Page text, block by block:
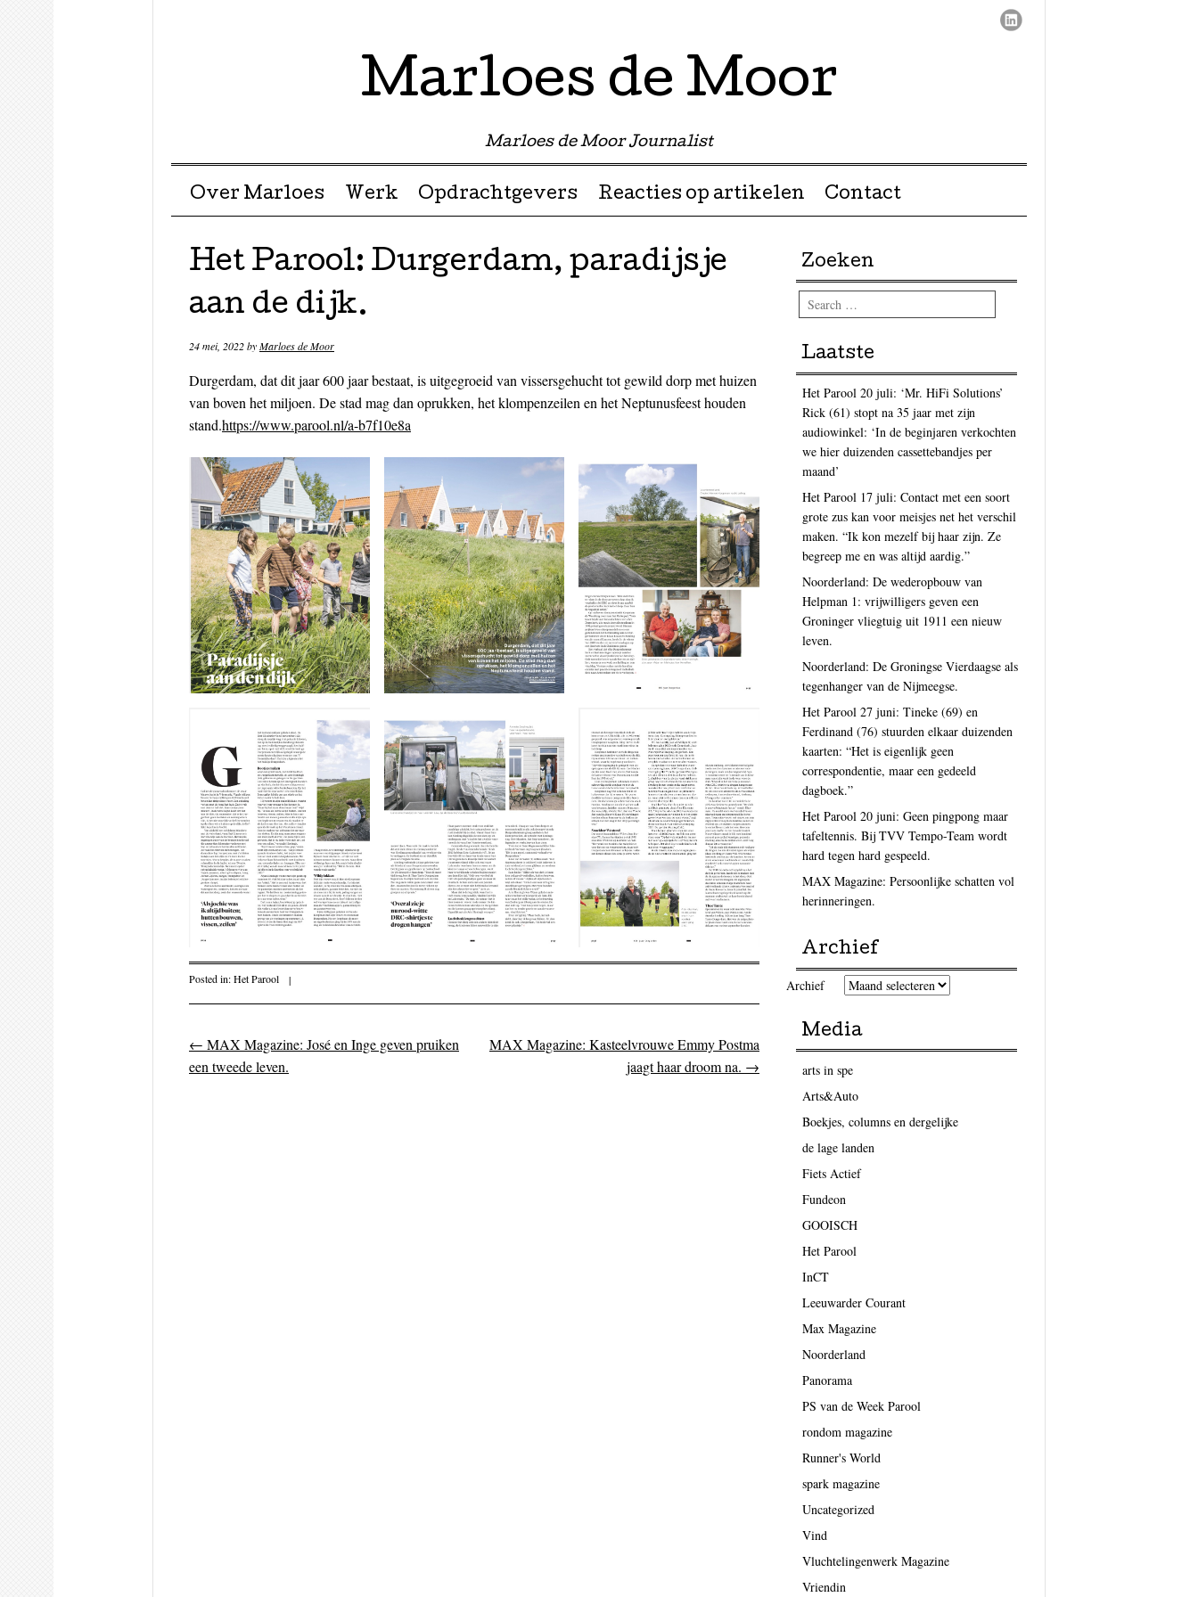
Marloes de Moor
Marloes de Moor Journalist
Menu ☰
Skip to content
Over Marloes Werk Opdrachtgevers Reacties op artikelen Contact
Het Parool: Durgerdam, paradijsje
aan de dijk.
24 mei, 2022byMarloes de Moor
Durgerdam, dat dit jaar 600 jaar bestaat, is uitgegroeid van vissersgehucht tot gewild dorp met huizen
van boven het miljoen. De stad mag dan oprukken, het klompenzeilen en het Neptunusfeest houden
stand.https://www.parool.nl/a-b7f10e8a
Posted in:Het Parool |
Post navigation
← MAX Magazine: José en Inge geven pruiken
een tweede leven.
MAX Magazine: Kasteelvrouwe Emmy Postma
jaagt haar droom na. →
Zoeken
Search
Laatste
Het Parool 20 juli: ‘Mr. HiFi Solutions’
Rick (61) stopt na 35 jaar met zijn
audiowinkel: ‘In de beginjaren verkochten
we hier duizenden cassettebandjes per
maand’
Het Parool 17 juli: Contact met een soort
grote zus kan voor meisjes net het verschil
maken. “Ik kon mezelf bij haar zijn. Ze
begreep me en was altijd aardig.”
Noorderland: De wederopbouw van
Helpman 1: vrijwilligers geven een
Groninger vliegtuig uit 1911 een nieuw
leven.
Noorderland: De Groningse Vierdaagse als
tegenhanger van de Nijmeegse.
Het Parool 27 juni: Tineke (69) en
Ferdinand (76) stuurden elkaar duizenden
kaarten: “Het is eigenlijk geen
correspondentie, maar een gedeeld
dagboek.”
Het Parool 20 juni: Geen pingpong maar
tafeltennis. Bij TVV Tempo-Team wordt
hard tegen hard gespeeld.
MAX Magazine: Persoonlijke schatten vol
herinneringen.
Archief
Archief
Media
arts in spe
Arts&Auto
Boekjes, columns en dergelijke
de lage landen
Fiets Actief
Fundeon
GOOISCH
Het Parool
InCT
Leeuwarder Courant
Max Magazine
Noorderland
Panorama
PS van de Week Parool
rondom magazine
Runner's World
spark magazine
Uncategorized
Vind
Vluchtelingenwerk Magazine
Vriendin